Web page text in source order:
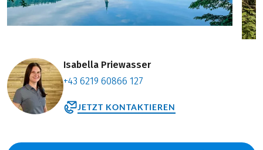
Isabella Priewasser
+43 6219 60866 127
JETZT KONTAKTIEREN